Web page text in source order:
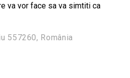
va vor face sa va simtiti ca
557260, România